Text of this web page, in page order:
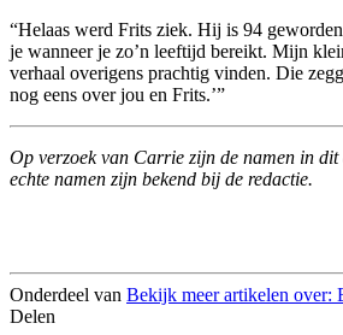
“Helaas werd Frits ziek. Hij is 94
je wanneer je zo’n leeftijd bereikt. Mijn
verhaal overigens prachtig vinden. Die
nog eens over jou en Frits.’”
Op verzoek van Carrie zijn de namen in
echte namen zijn bekend bij de redactie.
Onderdeel van Bekijk meer artikelen over:
Delen